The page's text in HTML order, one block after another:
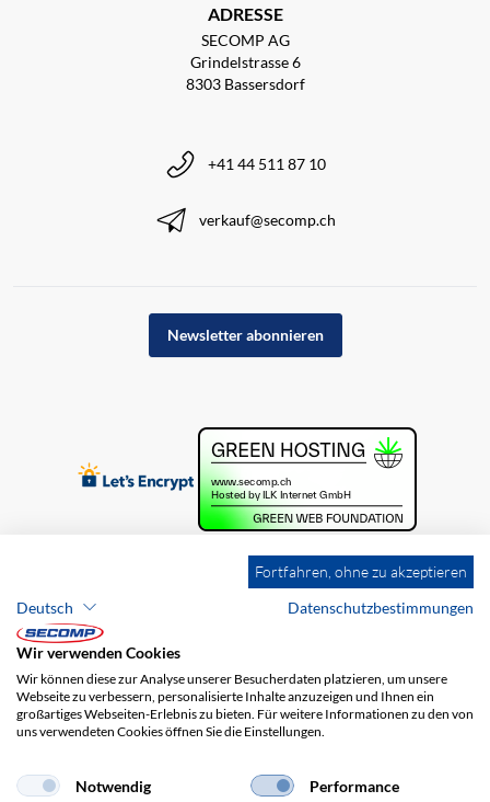
ADRESSE
SECOMP AG
Grindelstrasse 6
8303 Bassersdorf
+41 44 511 87 10
verkauf@secomp.ch
Newsletter abonnieren
Brands Impressum
AGB
Haftungsausschluss
Versandkosten
Fortfahren, ohne zu akzeptieren
Deutsch
Datenschutzbestimmungen
Wir verwenden Cookies
Wir können diese zur Analyse unserer Besucherdaten platzieren, um unsere
Webseite zu verbessern, personalisierte Inhalte anzuzeigen und Ihnen ein
großartiges Webseiten-Erlebnis zu bieten. Für weitere Informationen zu den von
uns verwendeten Cookies öffnen Sie die Einstellungen.
Notwendig Performance